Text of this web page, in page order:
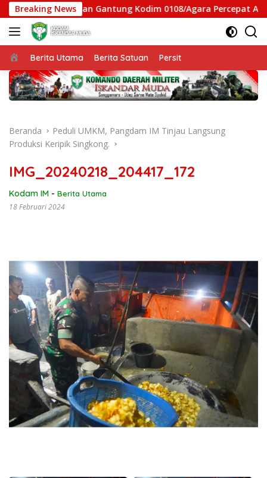
Langsung
ke
konten
Breaking News
Jembatan Gantung Kodim 0108/Agara Percepat Akses
Beranda
Berita Utama Berita Satuan Persit
Beranda
Peduli UMKM, Pangdam IM Tinjau Langsung
Produksi Keripik Singkong.
IMG_20240218_204417_172
Kodam IM - Berita Utama
18 Februari 2024